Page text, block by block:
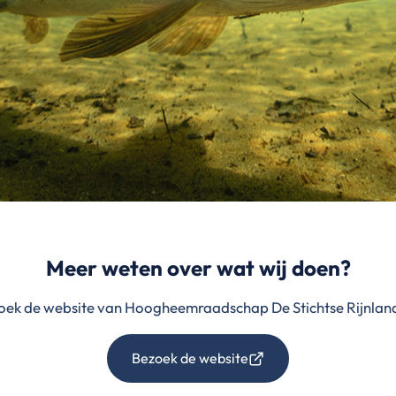
Meer weten over wat wij doen?
de website van Hoogheemraadschap De Stichtse
Bezoek de website